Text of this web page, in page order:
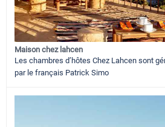
Maison chez lahcen
Les chambres d’hôtes Chez Lahcen sont
par le français Patrick Simo